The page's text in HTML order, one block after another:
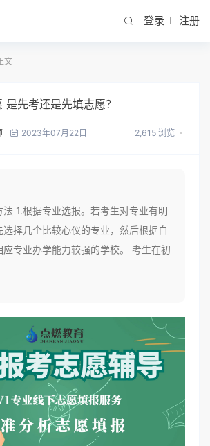
登录 注册
文
是先考还是先填志愿？
2023年07月22日 2,615 浏览
法 1.根据专业选报。若考生对专业有明
择几个比较心仪的专业，然后根据自
应专业办学能力较强的学校。 考生在初